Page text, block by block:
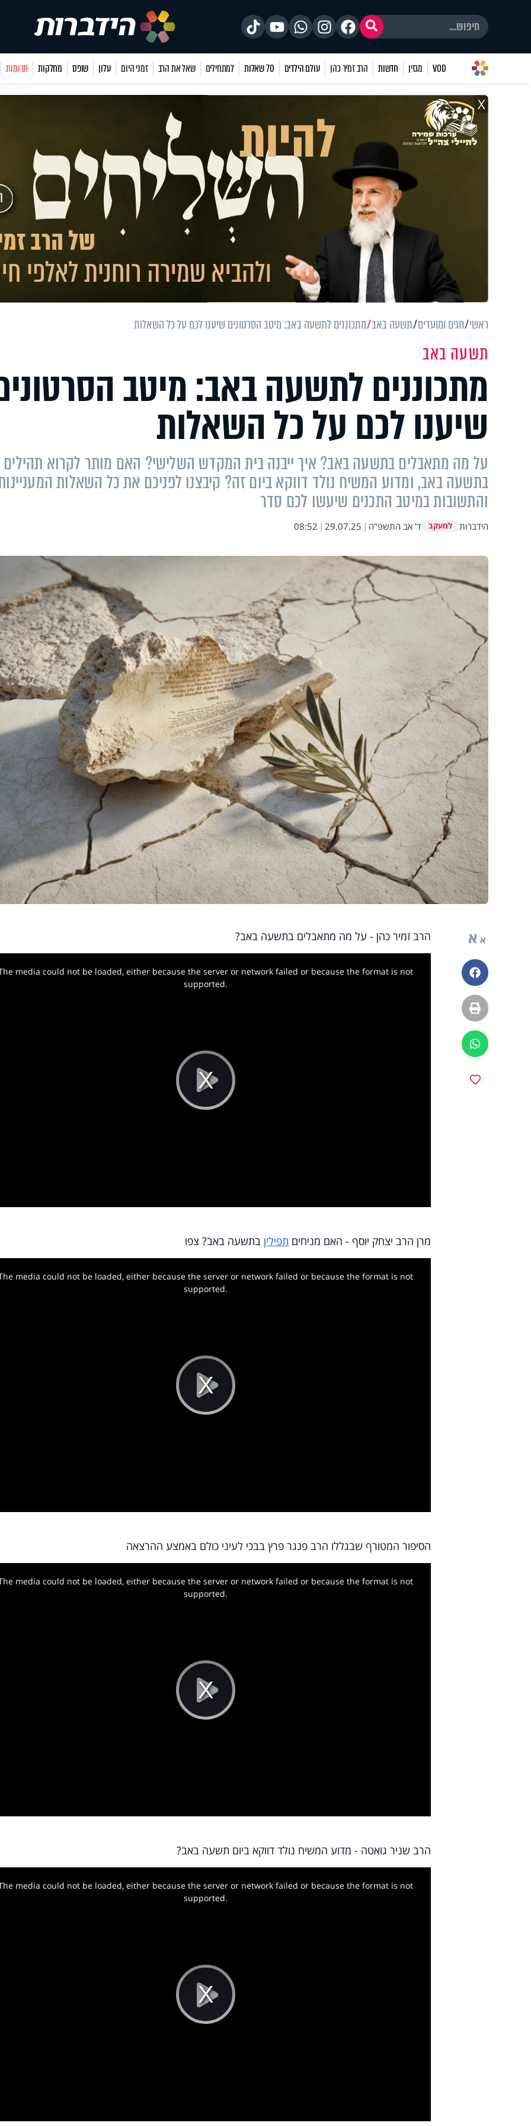
VOD מגזין חדשות הרב זמיר כהן עולם הילדים 70 שאלות למתחילים שאל את הרב זמני היום עלון שופס מחלקות תרומות
X
ראשי חגים ומועדים תשעה באב מתכוננים לתשעה באב: מיטב הסרטונים שיענו לכם על כל השאלות
תשעה באב
מתכוננים לתשעה באב: מיטב
שיענו לכם על כל השאלות
על מה מתאבלים בתשעה באב? איך ייבנה בית המקדש השלישי? האם מותר לקרוא תהילים
בתשעה באב, ומדוע המשיח נולד דווקא ביום זה? קיבצנו לפניכם את כל השאלות
והתשובות במיטב התכנים שיעשו לכם סדר
הידברות למעקב ד' אב התשפ"ה |
29.07.25
|
08:52
א א
פייסבוק
הדפסה
ווטסאפ
הרב זמיר כהן - על מה מתאבלים בתשעה באב?
Play
media could not be loaded, either because the server or network failed or because the format is not
supported.
מרן הרב יצחק יוסף - האם מניחים תפיליןבתשעה באב? צפו
Play
media could not be loaded, either because the server or network failed or because the format is not
supported.
הסיפור המטורף שבגללו הרב פנגר פרץ בבכי לעיני כולם באמצע ההרצאה
Play
media could not be loaded, either because the server or network failed or because the format is not
supported.
הרב שניר גואטה - מדוע המשיח נולד דווקא ביום תשעה באב?
Play
media could not be loaded, either because the server or network failed or because the format is not
supported.